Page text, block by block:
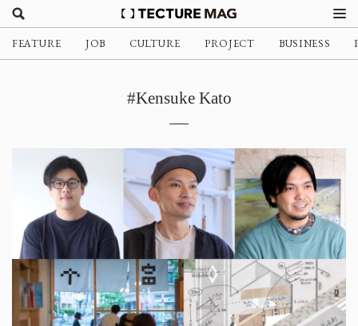
FEATURE JOB CULTURE PROJECT BUSINESS
#Kensuke Kato